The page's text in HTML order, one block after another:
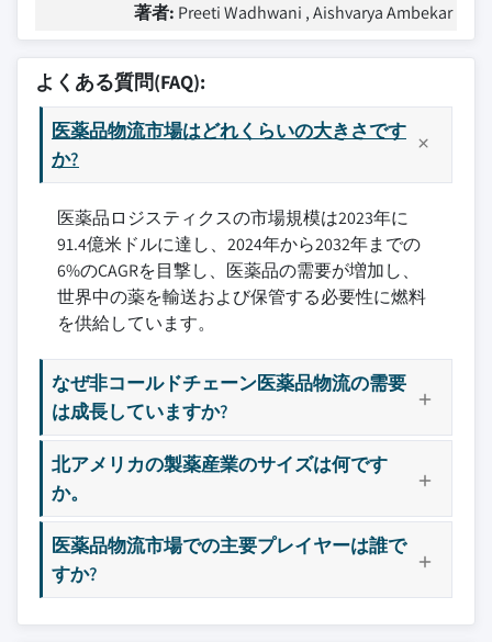
著者: Preeti Wadhwani , Aishvarya Ambekar
よくある質問(FAQ):
医薬品物流市場はどれくらいの大きさです
か?
医薬品ロジスティクスの市場規模は2023年に
91.4億米ドルに達し、2024年から2032年までの
6%のCAGRを目撃し、医薬品の需要が増加し、
世界中の薬を輸送および保管する必要性に燃料
を供給しています。
なぜ非コールドチェーン医薬品物流の需要
は成長していますか?
北アメリカの製薬産業のサイズは何です
か。
医薬品物流市場での主要プレイヤーは誰で
すか?